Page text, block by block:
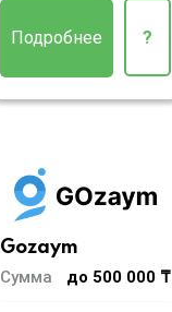
Подробнее ?
Gozaym
Сумма
до 500 000 ₸